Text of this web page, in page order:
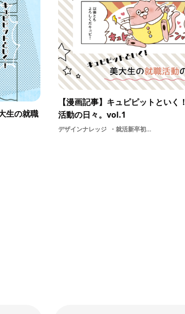
生の就職
【漫画記事】キュピピットといく
活動の日々。vol.1
デザインナレッジ 就活新卒初心者大学学ぶ学生漫画美大就職活動の日々選考デザイン